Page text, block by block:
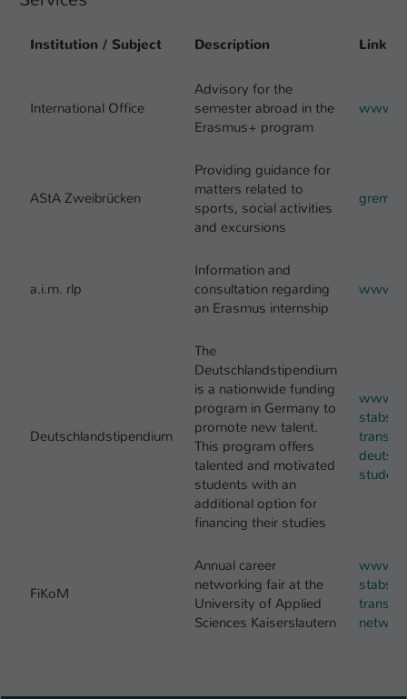
Institution / Subject Description Link
International Office
Advisory for the
semester abroad in the
Erasmus+ program
AStA Zweibrücken
Providing guidance for
matters related to
sports, social activities
and excursions
a.i.m. rlp
Information and
consultation regarding
an Erasmus internship
Deutschlandstipendium
The
Deutschlandstipendium
is a nationwide funding
program in Germany to
promote new talent.
This program offers
talented and motivated
students with an
additional option for
financing their studies
FiKoM
Annual career
networking fair at the
University of Applied
Sciences Kaiserslautern
Laufzeit 1 Tag
ein Besucher im Typo3-Backend
angemeldet ist und Rechte besitzt diese
zu verwalten.